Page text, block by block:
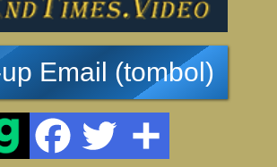
Email (tombol)